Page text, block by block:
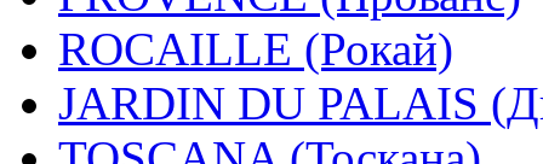
ROCAILLE (Рокай)
JARDIN DU PALAIS